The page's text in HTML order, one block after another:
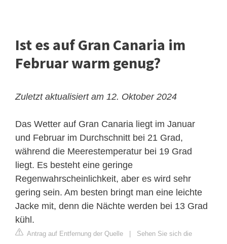
Ist es auf Gran Canaria im
Februar warm genug?
Zuletzt aktualisiert am 12. Oktober 2024
Das Wetter auf Gran Canaria liegt im Januar
und Februar im Durchschnitt bei 21 Grad,
während die Meerestemperatur bei 19 Grad
liegt. Es besteht eine geringe
Regenwahrscheinlichkeit, aber es wird sehr
gering sein. Am besten bringt man eine leichte
Jacke mit, denn die Nächte werden bei 13 Grad
kühl.
Antrag auf Entfernung der Quelle
Sehen Sie sich die